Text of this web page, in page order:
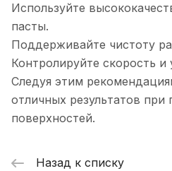
Используйте
пасты.
Поддерживайте чистоту
Контролируйте скорость и
Следуя этим
отличных результатов
поверхностей.
Назад к списку